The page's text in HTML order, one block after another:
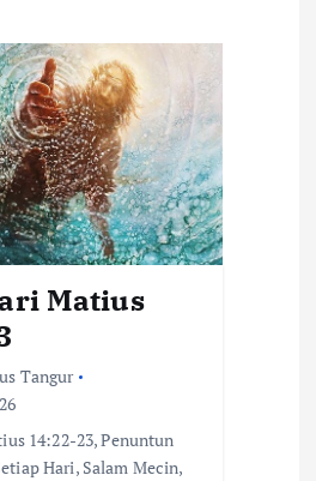
Matius
Tangur
14:22-23, Penuntun
Hari, Salam Mecin,